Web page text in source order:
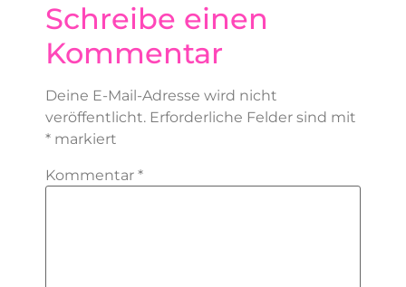
Schreibe einen
Kommentar
Deine E-Mail-Adresse wird nicht
veröffentlicht. Erforderliche Felder sind mit
* markiert
Kommentar *